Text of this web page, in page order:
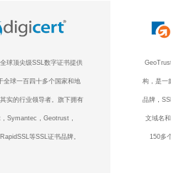
球顶尖级SSL数字证书提供
全球一百四十多个国家和地
实的行业领导者。旗下拥有
Symantec，Geotrust，
等SSL证书品牌。
构，是一
品牌，
文域名
150多